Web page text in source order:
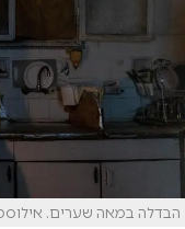
הבדלה במאה שערים.